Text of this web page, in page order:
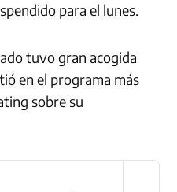
para el lunes.
tuvo gran acogida
en el programa más
sobre su